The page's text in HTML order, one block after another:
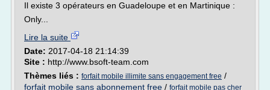
Il existe 3 opérateurs en Guadeloupe et en Martinique :
Only...
Lire la suite
Date: 2017-04-18 21:14:39
Site : http://www.bsoft-team.com
Thèmes liés : forfait mobile illimite sans engagement free /
forfait mobile sans abonnement free / forfait mobile pas cher